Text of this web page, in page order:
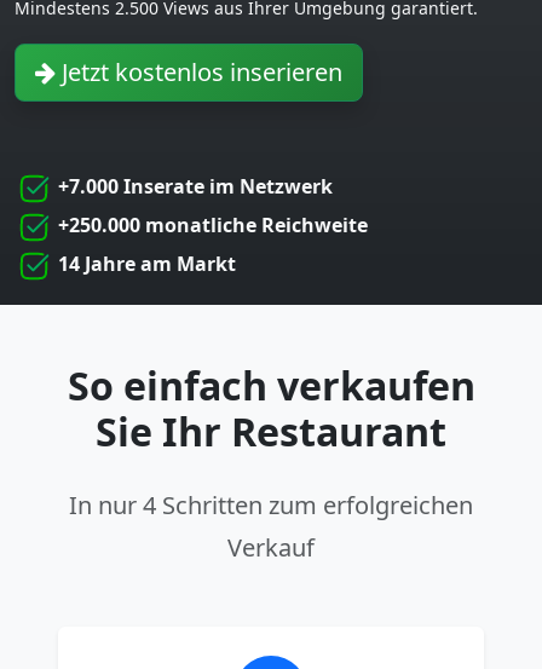
Mindestens 2.500 Views aus Ihrer Umgebung garantiert.
Jetzt kostenlos inserieren
+7.000 Inserate im Netzwerk
+250.000 monatliche Reichweite
14 Jahre am Markt
So einfach verkaufen
Sie Ihr Restaurant
In nur 4 Schritten zum erfolgreichen
Verkauf